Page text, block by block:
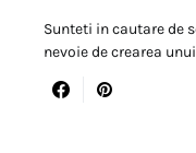
Sunteti in cautare de
nevoie de crearea